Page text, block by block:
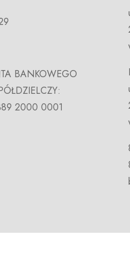
BANKOWEGO
2000 0001